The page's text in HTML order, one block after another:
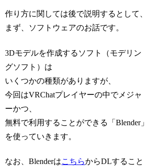
作り方に関しては後で説明するとして、
まず、ソフトウェアのお話です。
3Dモデルを作成するソフト（モデリン
グソフト）は
いくつかの種類がありますが、
今回はVRChatプレイヤーの中でメジャ
ーかつ、
無料で利用することができる「Blender」
を使っていきます。
なお、BlenderはこちらからDLすること